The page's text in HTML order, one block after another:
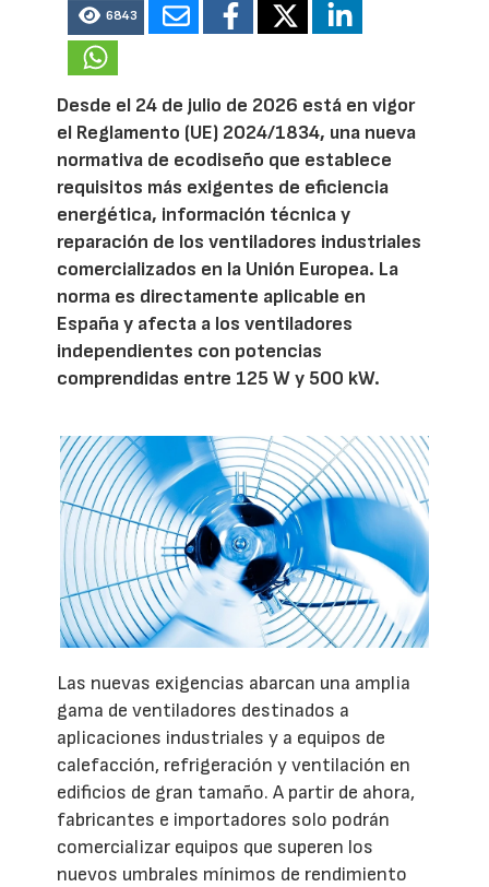
6843
Desde el 24 de julio de 2026 está en vigor
el Reglamento (UE) 2024/1834, una nueva
normativa de ecodiseño que establece
requisitos más exigentes de eficiencia
energética, información técnica y
reparación de los ventiladores industriales
comercializados en la Unión Europea. La
norma es directamente aplicable en
España y afecta a los ventiladores
independientes con potencias
comprendidas entre 125 W y 500 kW.
Las nuevas exigencias abarcan una amplia
gama de ventiladores destinados a
aplicaciones industriales y a equipos de
calefacción, refrigeración y ventilación en
edificios de gran tamaño. A partir de ahora,
fabricantes e importadores solo podrán
comercializar equipos que superen los
nuevos umbrales mínimos de rendimiento